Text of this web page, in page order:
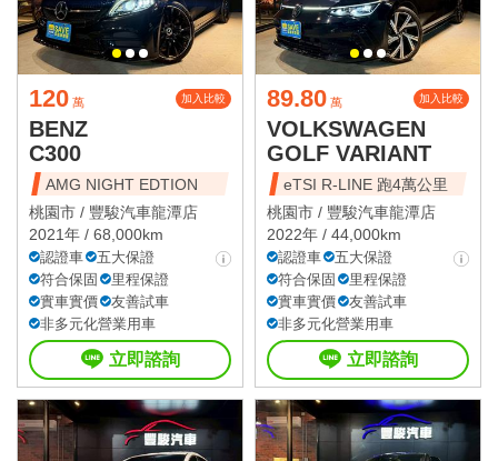
120 萬 加入比較
BENZ
C300
AMG NIGHT EDTION
桃園市 / 豐駿汽車龍潭店
2021年 / 68,000km
認證車
五大保證
符合保固
里程保證
實車實價
友善試車
非多元化營業用車
立即諮詢
89.80 萬 加入比較
VOLKSWAGEN
GOLF VARIANT
eTSI R-LINE 跑4萬公里
桃園市 / 豐駿汽車龍潭店
2022年 / 44,000km
認證車
五大保證
符合保固
里程保證
實車實價
友善試車
非多元化營業用車
立即諮詢